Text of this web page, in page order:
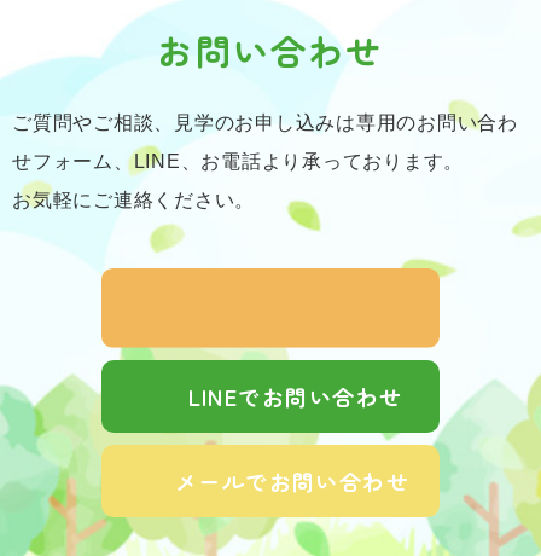
お問い合わせ
ご質問やご相談、見学のお申し込みは専用のお問い合わ
せフォーム、LINE、お電話より承っております。
お気軽にご連絡ください。
LINEでお問い合わせ
メールでお問い合わせ